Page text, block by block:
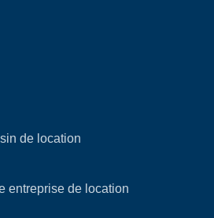
de location
entreprise de location